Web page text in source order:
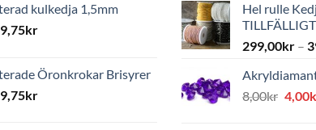
kulkedja 1,5mm
9,75kr
Öronkrokar Brisyrer
9,75kr
Hel rulle
299,00kr –
8,00kr Det
4,00